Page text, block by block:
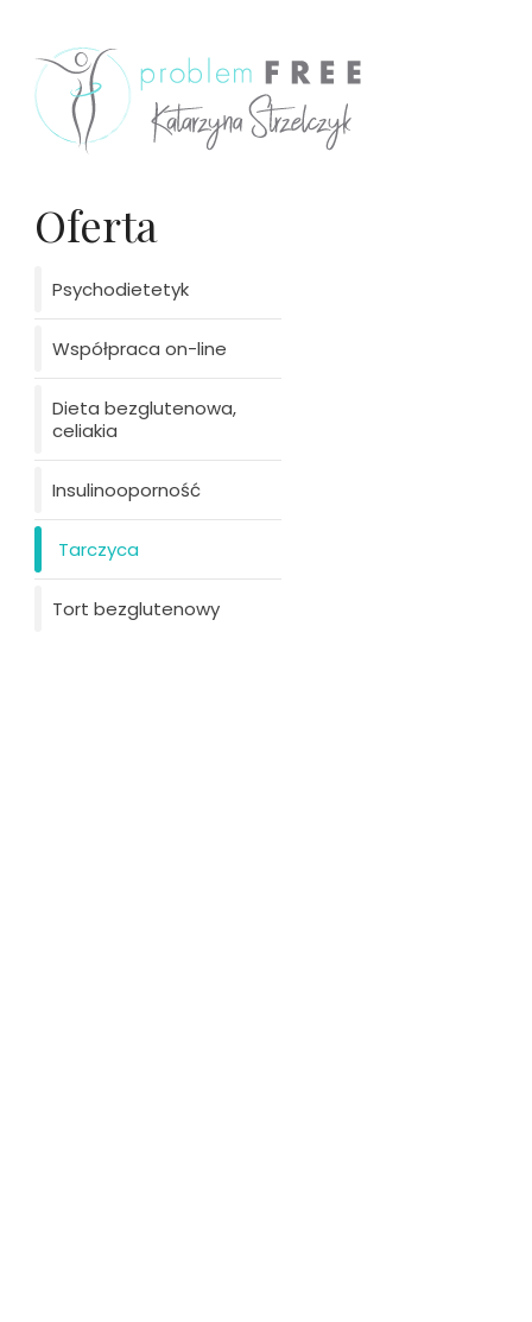
Oferta
Psychodietetyk
Współpraca on-line
Dieta bezglutenowa,
celiakia
Insulinooporność
Tarczyca
Tort bezglutenowy